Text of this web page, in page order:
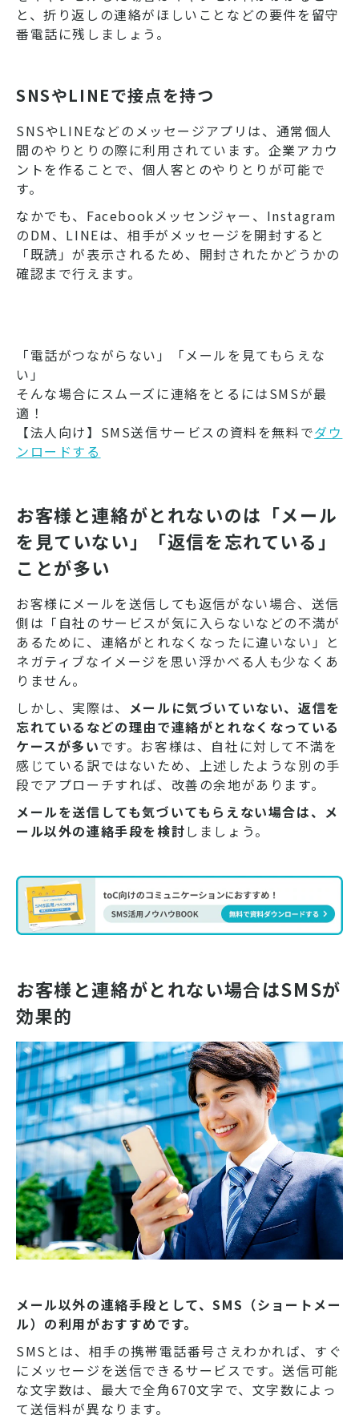
と、折り返しの連絡がほしいことなどの要件を留守
番電話に残しましょう。
SNSやLINEで接点を持つ
SNSやLINEなどのメッセージアプリは、通常個人
間のやりとりの際に利用されています。企業アカウ
ントを作ることで、個人客とのやりとりが可能で
す。
なかでも、Facebookメッセンジャー、Instagram
のDM、LINEは、相手がメッセージを開封すると
「既読」が表示されるため、開封されたかどうかの
確認まで行えます。
「電話がつながらない」「メールを見てもらえな
い」
そんな場合にスムーズに連絡をとるにはSMSが最
適！
【法人向け】SMS送信サービスの資料を無料でダウ
ンロードする
お客様と連絡がとれないのは「メール
を見ていない」「返信を忘れている」
ことが多い
お客様にメールを送信しても返信がない場合、送信
側は「自社のサービスが気に入らないなどの不満が
あるために、連絡がとれなくなったに違いない」と
ネガティブなイメージを思い浮かべる人も少なくあ
りません。
しかし、実際は、 メールに気づいていない、返信を
忘れているなどの理由で連絡がとれなくなっている
ケースが多いです。お客様は、自社に対して不満を
感じている訳ではないため、上述したような別の手
段でアプローチすれば、改善の余地があります。
メールを送信しても気づいてもらえない場合は、メ
ール以外の連絡手段を検討しましょう。
お客様と連絡がとれない場合はSMSが
効果的
メール以外の連絡手段として、SMS（ショートメー
ル）の利用がおすすめです。
SMSとは、相手の携帯電話番号さえわかれば、すぐ
にメッセージを送信できるサービスです。送信可能
な文字数は、最大で全角670文字で、文字数によっ
て送信料が異なります。